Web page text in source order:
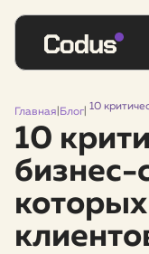
Главная Блог 10
10
бизнес-